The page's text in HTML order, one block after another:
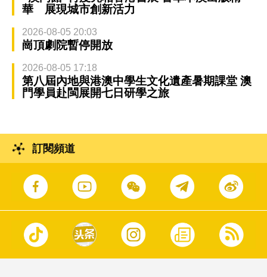
華 展現城市創新活力
2026-08-05 20:03
崗頂劇院暫停開放
2026-08-05 17:18
第八屆內地與港澳中學生文化遺產暑期課堂 澳
門學員赴閩展開七日研學之旅
訂閱頻道